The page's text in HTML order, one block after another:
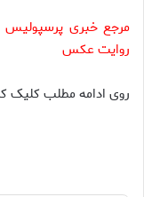
مرجع خبری پرسپولیس
روایت عکس
روی ادامه مطلب کلیک